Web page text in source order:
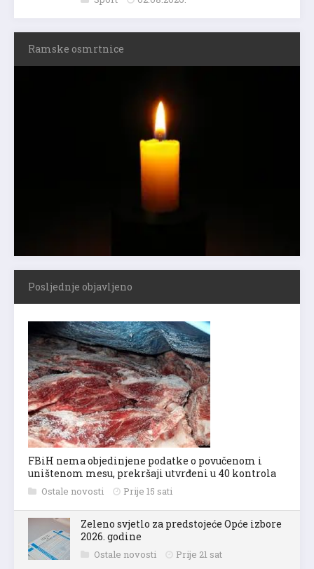
Ramske osmrtnice
Posljednje objavljeno
FBiH nema objedinjene podatke o povučenom i
uništenom mesu, prekršaji utvrđeni u 40 kontrola
Ostale novosti Prije 15 sati
Zeleno svjetlo za predstojeće Opće izbore
2026. godine
Ostale novosti Prije 21 sat